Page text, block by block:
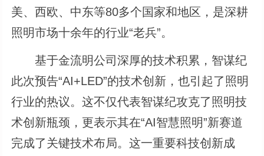
美、西欧、中东等80多个国家和地区，是深耕
照明市场十余年的行业“老兵”。
基于金流明公司深厚的技术积累，智谋纪
此次预告“AI+LED”的技术创新，也引起了照明
行业的热议。这不仅代表智谋纪攻克了照明技
术创新瓶颈，更表示其在“AI智慧照明”新赛道
完成了关键技术布局。这一重要科技创新成